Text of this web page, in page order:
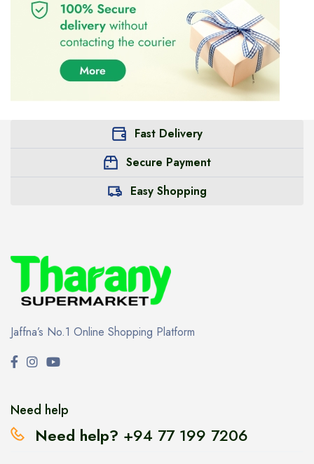
Fast Delivery
Secure Payment
Easy Shopping
Jaffna’s No.1 Online Shopping Platform
Need help
Need help? +94 77 199 7206